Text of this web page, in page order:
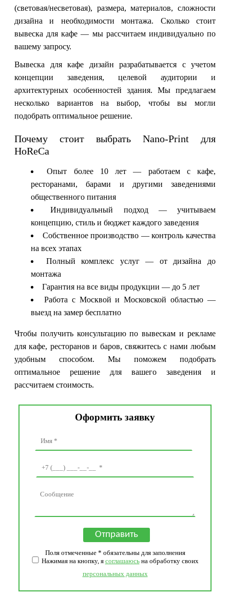
(световая/несветовая), размера, материалов, сложности
дизайна и необходимости монтажа. Сколько стоит
вывеска для кафе — мы рассчитаем индивидуально по
вашему запросу.
Вывеска для кафе дизайн разрабатывается с учетом
концепции заведения, целевой аудитории и
архитектурных особенностей здания. Мы предлагаем
несколько вариантов на выбор, чтобы вы могли
подобрать оптимальное решение.
Почему стоит выбрать Nano-Print для
HoReCa
Опыт более 10 лет — работаем с кафе,
ресторанами, барами и другими заведениями
общественного питания
Индивидуальный подход — учитываем
концепцию, стиль и бюджет каждого заведения
Собственное производство — контроль качества
на всех этапах
Полный комплекс услуг — от дизайна до
монтажа
Гарантия на все виды продукции — до 5 лет
Работа с Москвой и Московской областью —
выезд на замер бесплатно
Чтобы получить консультацию по вывескам и рекламе
для кафе, ресторанов и баров, свяжитесь с нами любым
удобным способом. Мы поможем подобрать
оптимальное решение для вашего заведения и
рассчитаем стоимость.
Оформить заявку
Поля отмеченные * обязательны для заполнения
Нажимая на кнопку, я соглашаюсьна обработку своих
персональных данных